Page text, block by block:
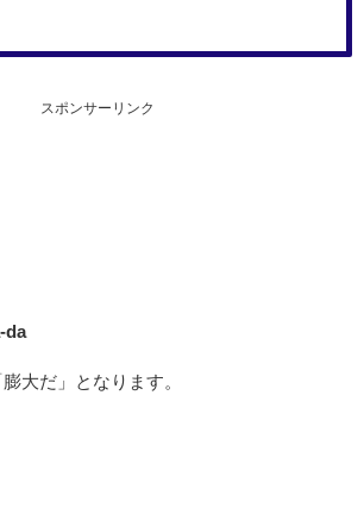
スポンサーリンク
da
大だ」となります。